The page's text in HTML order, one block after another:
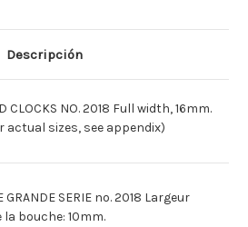
NUMERO
2018
NUMERO
2018
Descripción
CLOCKS NO. 2018 Full width, 16mm.
actual sizes, see appendix)
GRANDE SERIE no. 2018 Largeur
la bouche: 10mm.